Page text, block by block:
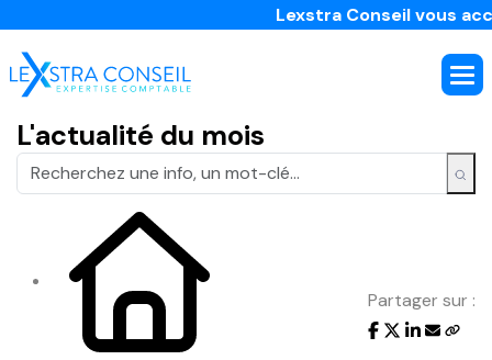
Lexstra Conseil vous
L'actualité du mois
Partager sur :